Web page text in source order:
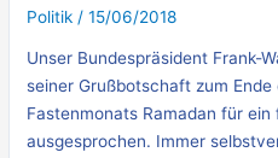
Politik /15/06/2018
Unser Bundespräsident Frank-
seiner Grußbotschaft zum Ende
Fastenmonats Ramadan für
ausgesprochen. Immer